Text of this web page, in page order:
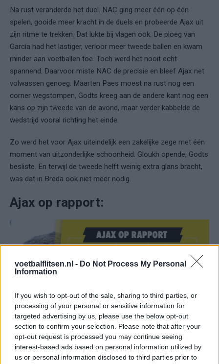
voetbalflitsen.nl - Do Not Process My Personal
Information
If you wish to opt-out of the sale, sharing to third parties, or
processing of your personal or sensitive information for
targeted advertising by us, please use the below opt-out
section to confirm your selection. Please note that after your
opt-out request is processed you may continue seeing
interest-based ads based on personal information utilized by
us or personal information disclosed to third parties prior to
Na rust veranderde het duel. NAC ging meer één op één
spelen, gooide meer kracht in de duels en probeerde Ajax uit
zijn ritme te trekken. Dat lukte bij vlagen ook. De ploeg van
García had het lastiger, verloor meer tweede ballen en kwam
minder aan voetballen toe. Toch werd het nooit echt
spannend. Daarvoor miste NAC de precisie en bleef Ajax net
volwassen genoeg. Maarten Paes moest na rust nog een
corner wegstompen, Godts kreeg aan de andere kant nog een
kans op zijn tweede van de avond, maar verder kabbelde de
wedstrijd vooral richting het einde.
Zo werd het voor Ajax uiteindelijk een zakelijke zege met één
moment van uitzonderlijke schoonheid. Gloukh opende, Godts
besliste. En terwijl de tweede helft weinig extra glans bracht,
was dat in Breda ook niet meer nodig.
Ajax op rapport: